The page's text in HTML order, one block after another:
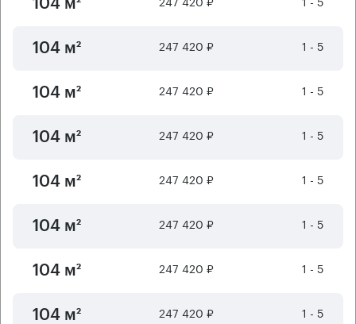
104 м²
104 м² 247 420 ₽ 1 - 5
104 м² 247 420 ₽ 1 - 5
104 м² 247 420 ₽ 1 - 5
104 м² 247 420 ₽ 1 - 5
104 м² 247 420 ₽ 1 - 5
104 м² 247 420 ₽ 1 - 5
104 м² 247 420 ₽ 1 - 5